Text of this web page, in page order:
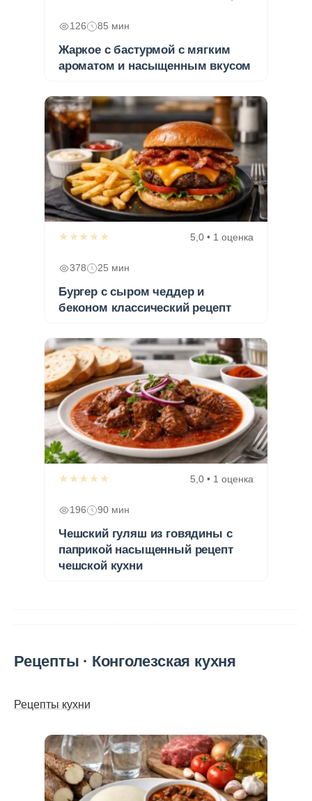
126 85 мин
Жаркое с бастурмой с мягким
ароматом и насыщенным вкусом
★★★★★ 5,0 • 1 оценка
378 25 мин
Бургер с сыром чеддер и
беконом классический рецепт
★★★★★ 5,0 • 1 оценка
196 90 мин
Чешский гуляш из говядины с
паприкой насыщенный рецепт
чешской кухни
Рецепты · Конголезская кухня
Рецепты кухни